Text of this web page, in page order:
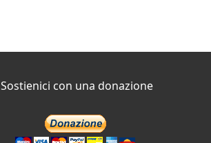
Sostienici con una donazione